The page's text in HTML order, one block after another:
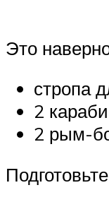
Это
стропа
2
2 рым-